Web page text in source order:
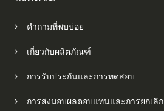
คำถามที่พบบ่อย
เกี่ยวกับผลิตภัณฑ์
การรับประกันและการทดสอบ
การส่งมอบผลตอบแทนและการยกเลิก